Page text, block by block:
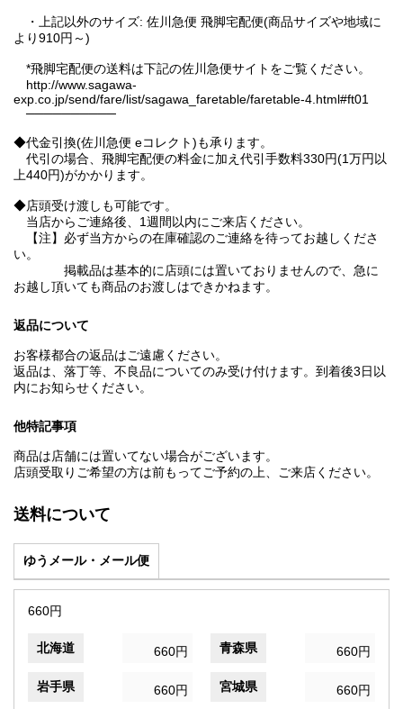
・上記以外のサイズ: 佐川急便 飛脚宅配便(商品サイズや地域に
より910円～)
*飛脚宅配便の送料は下記の佐川急便サイトをご覧ください。
http://www.sagawa-
exp.co.jp/send/fare/list/sagawa_faretable/faretable-4.html#ft01
──────────
◆代金引換(佐川急便 eコレクト)も承ります。
代引の場合、飛脚宅配便の料金に加え代引手数料330円(1万円以
上440円)がかかります。
◆店頭受け渡しも可能です。
当店からご連絡後、1週間以内にご来店ください。
【注】必ず当方からの在庫確認のご連絡を待ってお越しくださ
い。
掲載品は基本的に店頭には置いておりませんので、急に
お越し頂いても商品のお渡しはできかねます。
返品について
お客様都合の返品はご遠慮ください。
返品は、落丁等、不良品についてのみ受け付けます。到着後3日以
内にお知らせください。
他特記事項
商品は店舗には置いてない場合がございます。
店頭受取りご希望の方は前もってご予約の上、ご来店ください。
送料について
ゆうメール・メール便
660円
北海道 660円 青森県 660円
岩手県 660円 宮城県 660円